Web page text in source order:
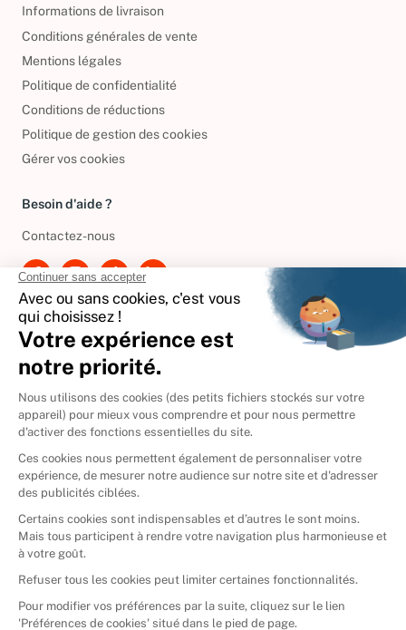
Informations de livraison
Conditions générales de vente
Mentions légales
Politique de confidentialité
Conditions de réductions
Politique de gestion des cookies
Gérer vos cookies
Besoin d'aide ?
Contactez-nous
International
🇪🇸Espagne
🇩🇪Allemagne
🇮🇹 Italie